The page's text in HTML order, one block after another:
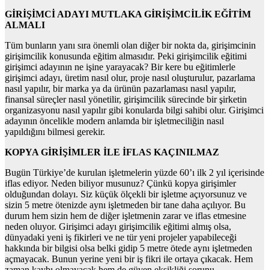
GİRİŞİMCİ ADAYI MUTLAKA GİRİŞİMCİLİK EĞİTİM
ALMALI
Tüm bunların yanı sıra önemli olan diğer bir nokta da, girişimcinin
girişimcilik konusunda eğitim almasıdır. Peki girişimcilik eğitimi
girişimci adayının ne işine yarayacak? Bir kere bu eğitimlerle
girişimci adayı, üretim nasıl olur, proje nasıl oluşturulur, pazarlama
nasıl yapılır, bir marka ya da ürünün pazarlaması nasıl yapılır,
finansal süreçler nasıl yönetilir, girişimcilik sürecinde bir şirketin
organizasyonu nasıl yapılır gibi konularda bilgi sahibi olur. Girişimci
adayının öncelikle modern anlamda bir işletmeciliğin nasıl
yapıldığını bilmesi gerekir.
KOPYA GİRİŞİMLER İLE İFLAS KAÇINILMAZ
Bugün Türkiye’de kurulan işletmelerin yüzde 60’ı ilk 2 yıl içerisinde
iflas ediyor. Neden biliyor musunuz? Çünkü kopya girişimler
olduğundan dolayı. Siz küçük ölçekli bir işletme açıyorsunuz ve
sizin 5 metre ötenizde aynı işletmeden bir tane daha açılıyor. Bu
durum hem sizin hem de diğer işletmenin zarar ve iflas etmesine
neden oluyor. Girişimci adayı girişimcilik eğitimi almış olsa,
dünyadaki yeni iş fikirleri ve ne tür yeni projeler yapabileceği
hakkında bir bilgisi olsa belki gidip 5 metre ötede aynı işletmeden
açmayacak. Bunun yerine yeni bir iş fikri ile ortaya çıkacak. Hem